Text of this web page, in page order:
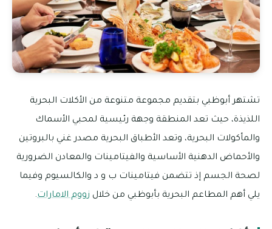
تشتهر أبوظبي بتقديم مجموعة متنوعة من الأكلات البحرية
اللذيذة، حيث تعد المنطقة وجهة رئيسية لمحبي الأسماك
والمأكولات البحرية، وتعد الأطباق البحرية مصدر غني بالبروتين
والأحماض الدهنية الأساسية والفيتامينات والمعادن الضرورية
لصحة الجسم إذ تتضمن فيتامينات ب و د والكالسيوم وفيما
يلي أهم المطاعم البحرية بأبوظبي من خلال زووم الامارات.